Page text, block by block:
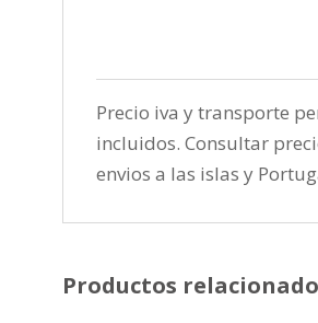
Precio iva y transporte
incluidos. Consultar
envios a las islas y
Productos